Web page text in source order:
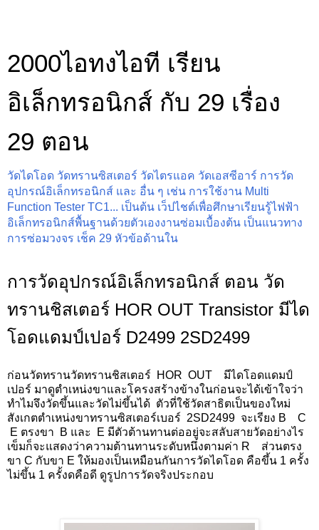
2000ไอทงไอที เรียน
อิเล็กทรอนิกส์ กับ 29 เรื่อง
29 ตอน
วัดไดโอด วัดทรานซิสเตอร์ วัดไตรแอค วัดเอสซีอาร์ การวัด
อุปกรณ์อิเล็กทรอนิกส์ และ อื่น ๆ เช่น การใช้งาน Multi
Function Tester TC1... เป็นต้น เว็ปไชต์เพื่อศึกษาเรียนรู้ไฟฟ้า
อิเล็กทรอนิกส์พื้นฐานด้วยตัวเองงานซ่อมเบื้องต้น เป็นแนวทาง
การซ่อมวงจร เช็ค 29 หัวข้อด้านใน
การวัดอุปกรณ์อิเล็กทรอนิกส์ ตอน วัด
ทรานชิสเตอร์ HOR OUT Transistor มีได
โอดแดมป์เปอร์ D2499 2SD2499
ก่อนวัดทรานวัดทรานชิสเตอร์ HOR OUT มีไดโอดแดมป์
เปอร์ มาดูตำเหน่งขาและโครงสร้างข้างในก่อนจะได้เข้าใจว่า
ทำไมจึงวัดขึ้นและวัดไม่ขึ้นได้ ตัวที่ใช้วัดสาธิตเป็นของใหม่
สังเกตตำเหน่งขาทรานซิสเตอร์เบอร์ 2SD2499 จะเรียง B C
E ตรงขา B และ E มีตัวต้านทานต่ออยู่จะสลับสายวัดอย่างไร
เข็มก็จะแสดงว่าความต้านทานระดับหนึ่งตามค่า R ส่วนตรง
ขา C กับขา E ให้มองเป็นเหมือนกันการวัดไดโอด คือขึ้น 1 ครั้ง
ไม่ขึ้น 1 ครั้งดคือดี ดูรูปการวัดจริงประกอบ